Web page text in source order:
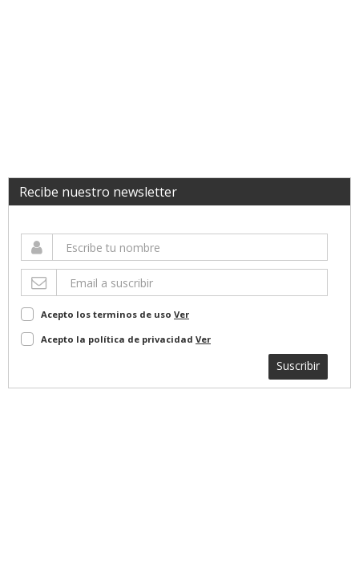
Recibe nuestro newsletter
Acepto los terminos de uso Ver
Acepto la política de privacidad Ver
Suscribir